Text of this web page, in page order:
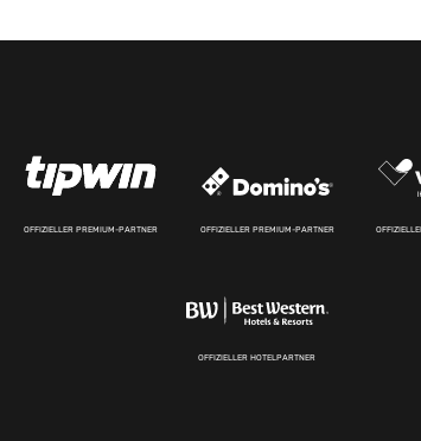
OFFIZIELLER PREMIUM-PARTNER OFFIZIELLER PREMIUM-PARTNER
OFFIZIELLER HOTELPARTNER